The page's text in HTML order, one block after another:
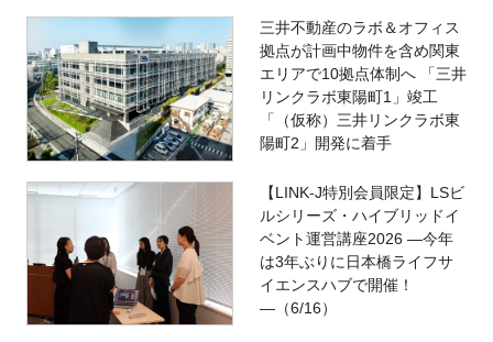
三井不動産のラボ＆オフィス
拠点が計画中物件を含め関東
エリアで10拠点体制へ 「三井
リンクラボ東陽町1」竣工
「（仮称）三井リンクラボ東
陽町2」開発に着手
【LINK-J特別会員限定】LSビ
ルシリーズ・ハイブリッドイ
ベント運営講座2026 ―今年
は3年ぶりに日本橋ライフサ
イエンスハブで開催！
―（6/16）